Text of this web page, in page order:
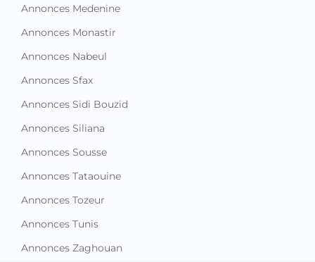
Annonces Medenine
Annonces Monastir
Annonces Nabeul
Annonces Sfax
Annonces Sidi Bouzid
Annonces Siliana
Annonces Sousse
Annonces Tataouine
Annonces Tozeur
Annonces Tunis
Annonces Zaghouan